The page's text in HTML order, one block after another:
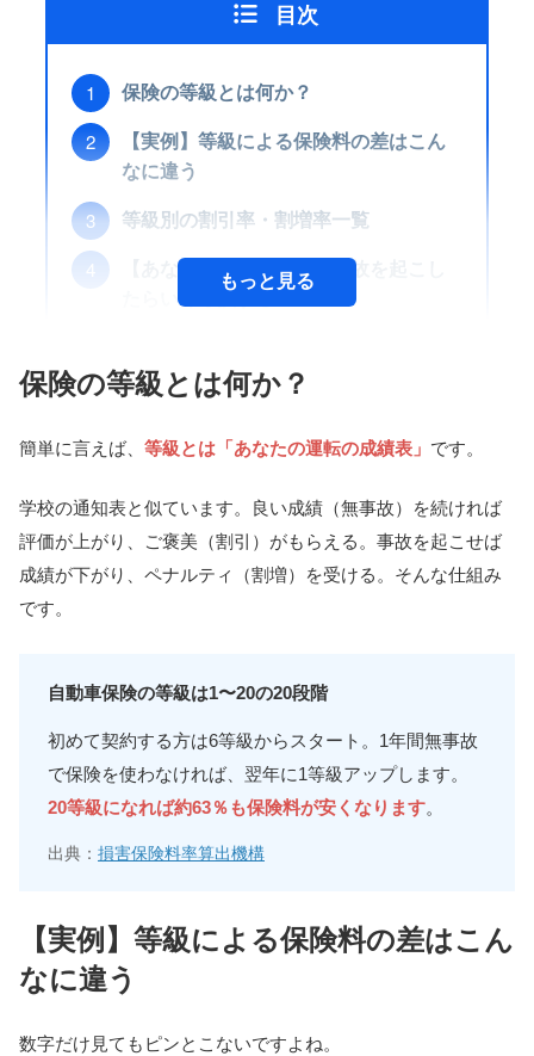
目次
保険の等級とは何か？
【実例】等級による保険料の差はこん
なに違う
等級別の割引率・割増率一覧
【あなたの等級で計算】事故を起こし
たらいくら損する？
ケース」
クオーター修理
事故を起こすと等級はどうなる？
3等級ダウン事故
セカンドカー割引
等級の引き継ぎ
中断証明書
よくある質問
実際にご相談いただいたお客様の声
もっと見る
保険の等級とは何か？
簡単に言えば、 等級とは「あなたの運転の成績表」 です。
学校の通知表と似ています。良い成績（無事故）を続ければ
評価が上がり、ご褒美（割引）がもらえる。事故を起こせば
成績が下がり、ペナルティ（割増）を受ける。そんな仕組み
です。
自動車保険の等級は1〜20の20段階
初めて契約する方は6等級からスタート。1年間無事故
で保険を使わなければ、翌年に1等級アップします。
20等級になれば約63％も保険料が安くなります。
出典： 損害保険料率算出機構
【実例】等級による保険料の差はこん
なに違う
数字だけ見てもピンとこないですよね。